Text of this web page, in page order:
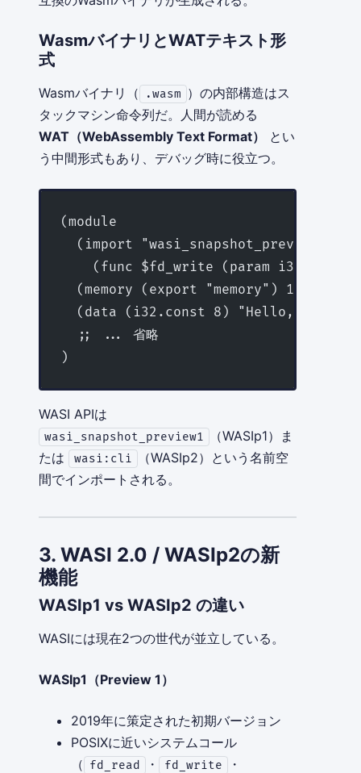
WasmバイナリとWATテキスト形
式
Wasmバイナリ（ .wasm ）の内部構造はス
タックマシン命令列だ。人間が読める
WAT（WebAssembly Text Format）
とい
う中間形式もあり、デバッグ時に役立つ。
(module
(import "wasi_snapshot_preview1"
(func $fd_write (param i32 i32
  (memory (export "memory") 1)
(data (i32.const 8) "Hello,
  ;; ... 省略
)
WASI APIは
wasi_snapshot_preview1
（WASIp1）ま
たは
wasi:cli
（WASIp2）という名前空
間でインポートされる。
3. WASI 2.0 / WASIp2の新
機能
WASIp1 vs WASIp2 の違い
WASIには現在2つの世代が並立している。
WASIp1（Preview 1）
2019年に策定された初期バージョン
POSIXに近いシステムコール
（ fd_read ・ fd_write ・